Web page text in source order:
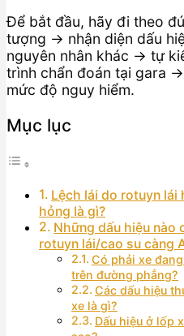
Để bắt đầu, hãy đi theo
tượng → nhận diện dấu
nguyên nhân khác → tự
trình chẩn đoán tại gara
mức độ nguy hiểm.
Mục lục
Lệch lái do rotuyn lái
hỏng là gì?
Những dấu hiệu nào
rotuyn lái/cao su càng
Có phải xe
trên đường phẳng?
Các dấu hiệu
xe là gì?
Dấu hiệu ở lốp